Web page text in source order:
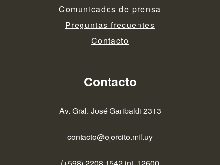
Comunicados de prensa
Preguntas frecuentes
Contacto
Contacto
Av. Gral. José Garibaldi 2313
contacto@ejercito.mil.uy
(+598) 2208 1542 int. 12600